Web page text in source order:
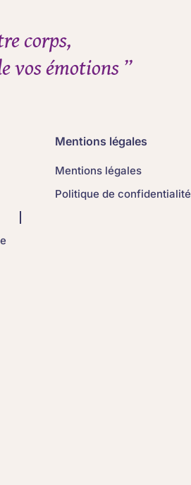
corps,
vos émotions ”
Mentions légales
Mentions légales
Politique de confidentialité